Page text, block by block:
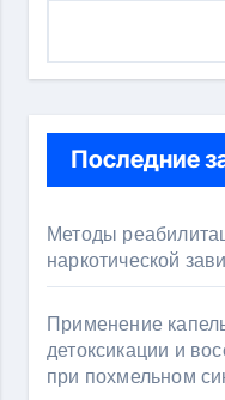
Последние
Методы
наркотической
Применение
детоксикации и
при похмельном